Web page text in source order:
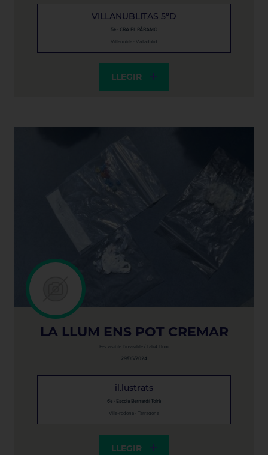
VILLANUBLITAS 5ºD
5è · CRA EL PÁRAMO
Villanubla · Valladolid
LLEGIR
LA LLUM ENS POT CREMAR
Fes visible l'invisible / Lab4 Llum
29/05/2024
il.lustrats
6è · Escola Bernardí Tolrà
Vila-rodona · Tarragona
LLEGIR